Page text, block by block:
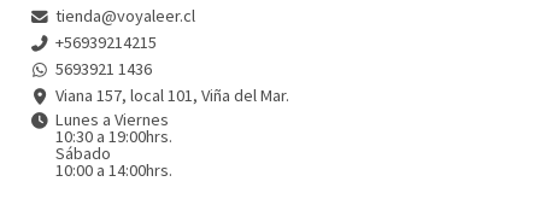
tienda@voyaleer.cl
+56939214215
5693921 1436
Viana 157, local 101, Viña del Mar.
Lunes a Viernes
10:30 a 19:00hrs.
Sábado
10:00 a 14:00hrs.